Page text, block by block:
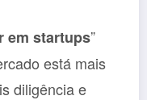
em startups”
está mais
diligência e